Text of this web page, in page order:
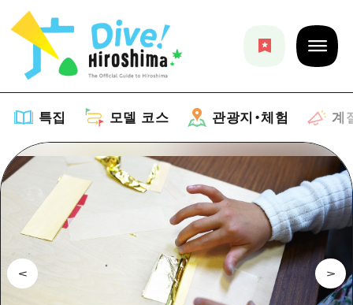
특집 모델 코스 관광지・체험 계
특집
아트
모델 코스
목록
Dive! Hiroshima 공식 가이드
관광지・체험